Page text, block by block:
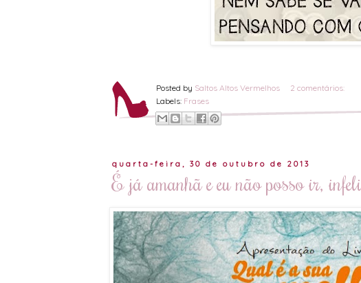
Posted by Saltos Altos Vermelhos
2 comentários:
Labels: Frases
quarta-feira, 30 de outubro de 2013
É já amanhã e eu não posso ir,